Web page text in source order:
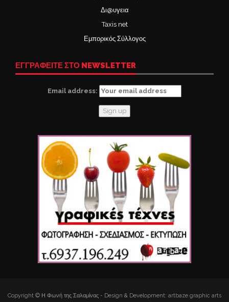
Δι@υγεια
Taxis net
Εμπορικός Σύλλογος
ΕΓΓΡΑΦΕΙΤΕ ΣΤΟ NEWSLETTER
Email address:
Copyright © Η Φωνή της Σαλαμίνας - Design & Development: artbaze graphic arts